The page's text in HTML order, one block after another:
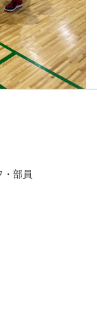
・部員